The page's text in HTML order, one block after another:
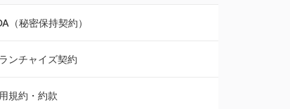
務委託契約
利用規約・約款
書・合意書・同意書
（秘密保持契約）
ンチャイズ契約
規約・約款